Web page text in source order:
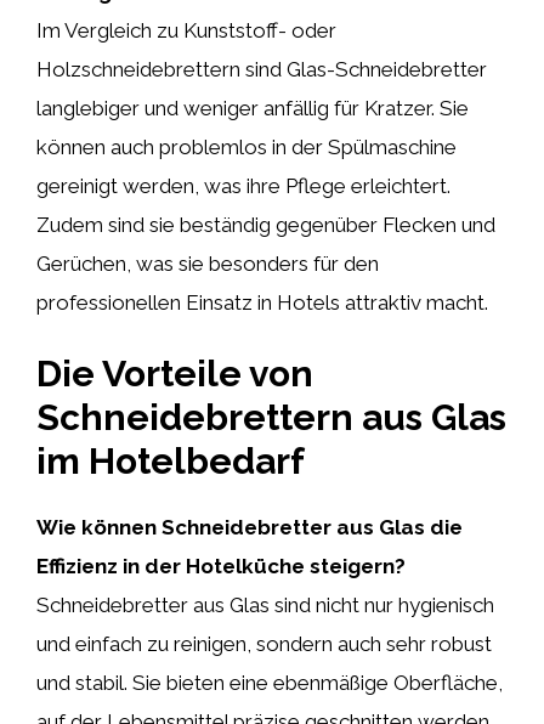
Im Vergleich zu Kunststoff- oder
Holzschneidebrettern sind Glas-Schneidebretter
langlebiger und weniger anfällig für Kratzer. Sie
können auch problemlos in der Spülmaschine
gereinigt werden, was ihre Pflege erleichtert.
Zudem sind sie beständig gegenüber Flecken und
Gerüchen, was sie besonders für den
professionellen Einsatz in Hotels attraktiv macht.
Die Vorteile von
Schneidebrettern aus Glas
im Hotelbedarf
Wie können Schneidebretter aus Glas die
Effizienz in der Hotelküche steigern?
Schneidebretter aus Glas sind nicht nur hygienisch
und einfach zu reinigen, sondern auch sehr robust
und stabil. Sie bieten eine ebenmäßige Oberfläche,